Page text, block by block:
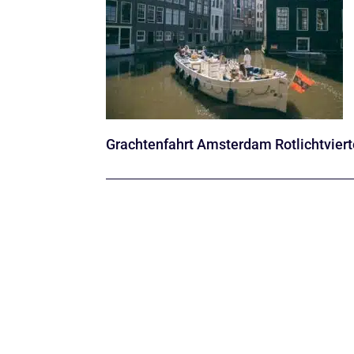
Grachtenfahrt Amsterdam